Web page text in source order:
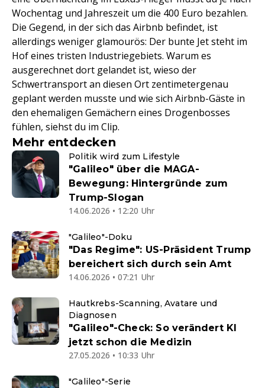
Wochentag und Jahreszeit um die 400 Euro bezahlen.
Die Gegend, in der sich das Airbnb befindet, ist
allerdings weniger glamourös: Der bunte Jet steht im
Hof eines tristen Industriegebiets. Warum es
ausgerechnet dort gelandet ist, wieso der
Schwertransport an diesen Ort zentimetergenau
geplant werden musste und wie sich Airbnb-Gäste in
den ehemaligen Gemächern eines Drogenbosses
fühlen, siehst du im Clip.
Mehr entdecken
Politik wird zum Lifestyle
"Galileo" über die MAGA-
Bewegung: Hintergründe zum
Trump-Slogan
14.06.2026 • 12:20 Uhr
"Galileo"-Doku
"Das Regime": US-Präsident Trump
bereichert sich durch sein Amt
14.06.2026 • 07:21 Uhr
Hautkrebs-Scanning, Avatare und
Diagnosen
"Galileo"-Check: So verändert KI
jetzt schon die Medizin
27.05.2026 • 10:33 Uhr
"Galileo"-Serie